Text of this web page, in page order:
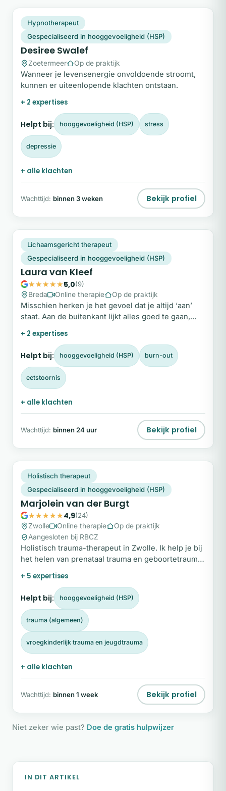
Plek beschikbaar
Hypnotherapeut
Gespecialiseerd in hooggevoeligheid (HSP)
Desiree Swalef
Zoetermeer Op de praktijk
Wanneer je levensenergie onvoldoende stroomt,
kunnen er uiteenlopende klachten ontstaan.
+ 2 expertises
Helpt bij: hooggevoeligheid (HSP) stress
depressie
+ alle klachten
Wachttijd: binnen 3 weken Bekijk profiel
LV
Snel beschikbaar
Lichaamsgericht therapeut
Gespecialiseerd in hooggevoeligheid (HSP)
Laura van Kleef
5,0(9)
Breda
Online therapie Op de praktijk
Misschien herken je het gevoel dat je altijd ‘aan’
staat. Aan de buitenkant lijkt alles goed te gaan,
maar je lichaam geeft signalen zoals slecht slapen,
chronische…
+ 2 expertises
Helpt bij: hooggevoeligheid (HSP) burn-out
eetstoornis
+ alle klachten
Wachttijd: binnen 24 uur Bekijk profiel
Snel beschikbaar
Holistisch therapeut
Gespecialiseerd in hooggevoeligheid (HSP)
Marjolein van der Burgt
4,9(24)
Zwolle
Online therapie
Op de praktijk
Aangesloten bij RBCZ
Holistisch trauma-therapeut in Zwolle. Ik help je bij
het helen van prenataal trauma en geboortetrauma,
zodat je verleden je toekomst niet meer bepaalt.
+ 5 expertises
Helpt bij: hooggevoeligheid (HSP)
trauma (algemeen)
vroegkinderlijk trauma en jeugdtrauma
+ alle klachten
Wachttijd: binnen 1 week Bekijk profiel
Niet zeker wie past? Doe de gratis hulpwijzer
IN DIT ARTIKEL